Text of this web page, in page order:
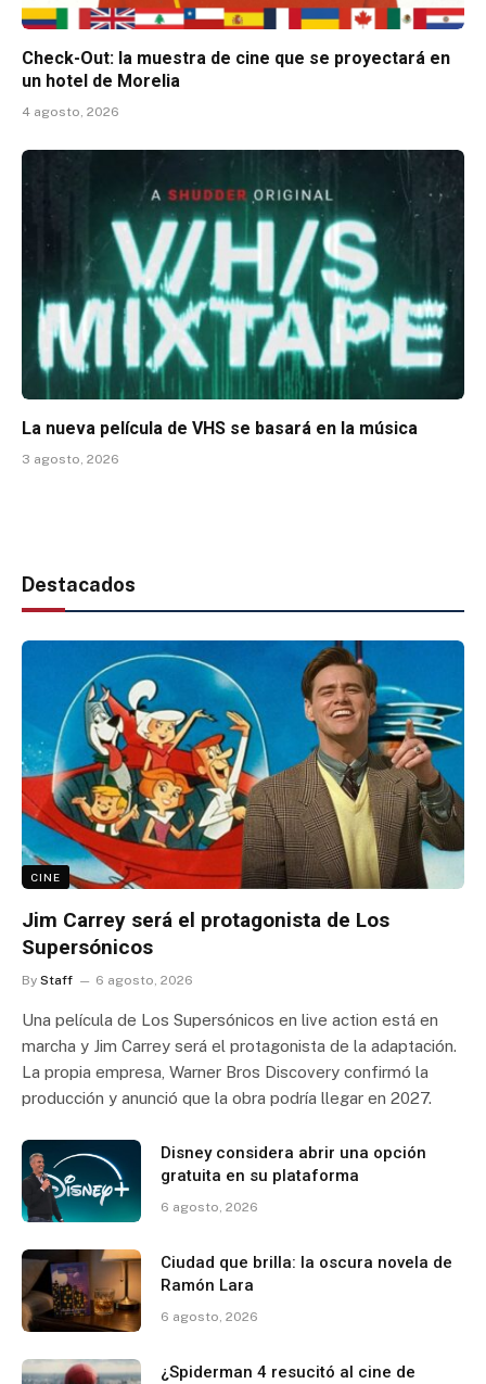
Check-Out: la muestra de cine que se proyectará en
un hotel de Morelia
4 agosto, 2026
La nueva película de VHS se basará en la música
3 agosto, 2026
Destacados
CINE
Jim Carrey será el protagonista de Los
Supersónicos
By Staff 6 agosto, 2026
Una película de Los Supersónicos en live action está en
marcha y Jim Carrey será el protagonista de la adaptación.
La propia empresa, Warner Bros Discovery confirmó la
producción y anunció que la obra podría llegar en 2027.
Disney considera abrir una opción
gratuita en su plataforma
6 agosto, 2026
Ciudad que brilla: la oscura novela de
Ramón Lara
6 agosto, 2026
¿Spiderman 4 resucitó al cine de